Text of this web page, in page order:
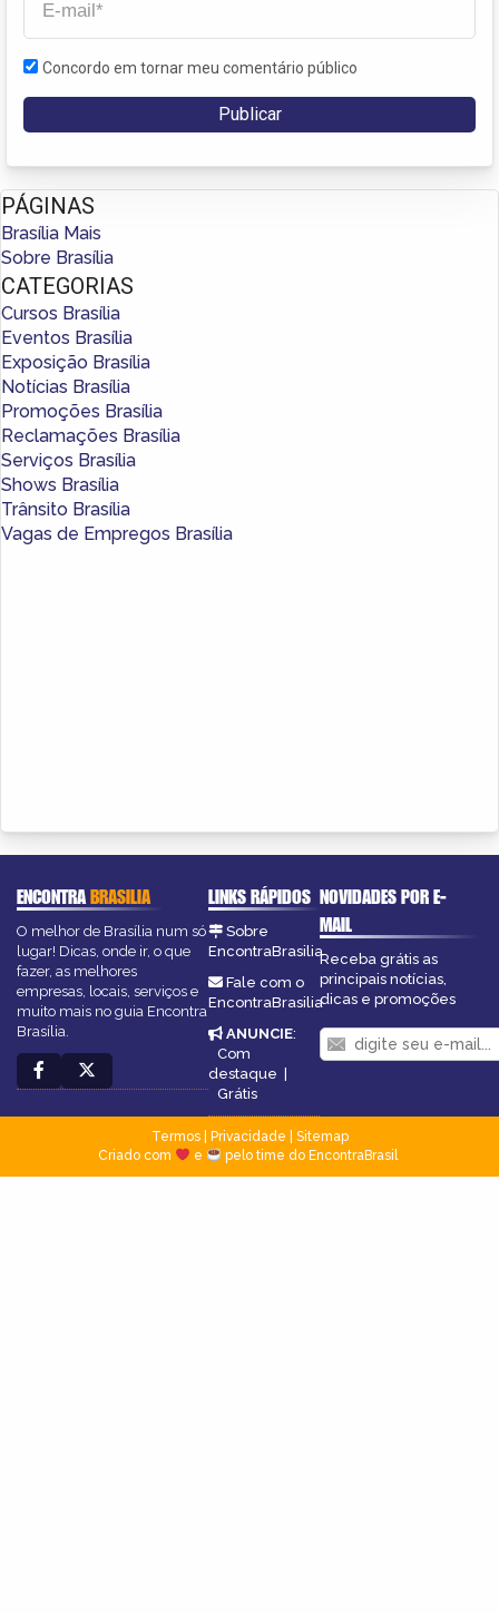
Concordo em tornar meu comentário público
PÁGINAS
Brasília Mais
Sobre Brasília
CATEGORIAS
Cursos Brasília
Eventos Brasília
Exposição Brasília
Notícias Brasília
Promoções Brasília
Reclamações Brasília
Serviços Brasília
Shows Brasília
Trânsito Brasília
Vagas de Empregos Brasília
ENCONTRABRASILIA
O melhor de Brasília num só
lugar! Dicas, onde ir, o que
fazer, as melhores
empresas, locais, serviços e
muito mais no guia Encontra
Brasília.
LINKS RÁPIDOS
Sobre
EncontraBrasilia
Fale com o
EncontraBrasilia
ANUNCIE:
Com
destaque
Grátis
NOVIDADES POR E-
MAIL
Receba grátis as
principais notícias,
dicas e promoções
Termos| Privacidade
Sitemap
Criado com
e pelo time do EncontraBrasil